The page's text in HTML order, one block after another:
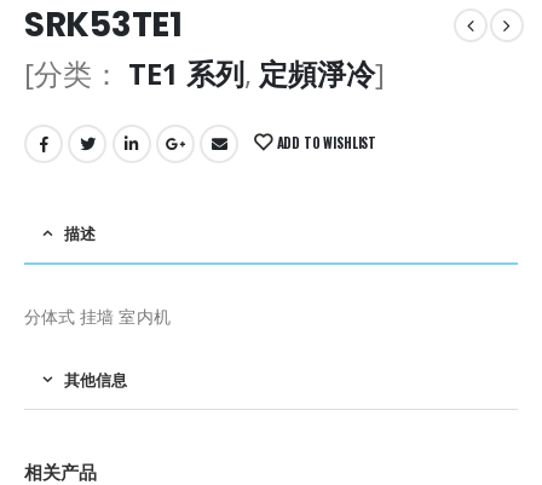
SRK53TE1
[分类： TE1 系列, 定頻淨冷]
ADD TO WISHLIST
描述
分体式 挂墙 室内机
其他信息
相关产品